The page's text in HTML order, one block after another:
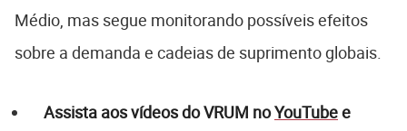
Médio, mas segue monitorando possíveis efeitos
sobre a demanda e cadeias de suprimento globais.
Assista aos vídeos do VRUM noYouTubee